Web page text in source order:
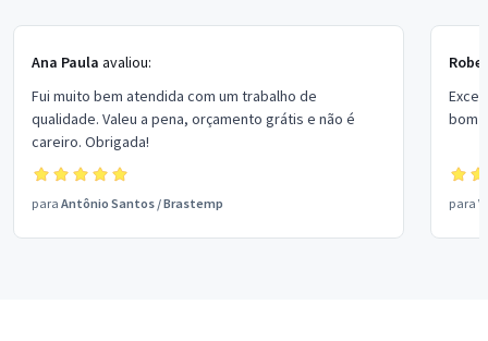
Ana Paula avaliou:
Fui muito bem atendida com um trabalho de
qualidade. Valeu a pena, orçamento grátis e não é
careiro. Obrigada!
para Antônio Santos /Brastemp
bom
para